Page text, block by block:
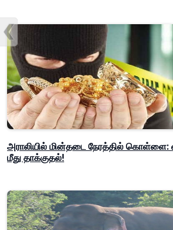
அராலியில் மின்தடை நேரத்தில் கொள்ளை:
மீது தாக்குதல்!